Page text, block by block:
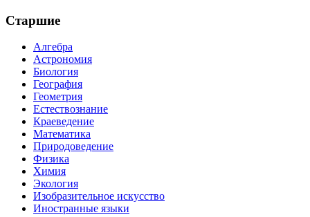
Старшие
Алгебра
Астрономия
Биология
География
Геометрия
Естествознание
Краеведение
Математика
Природоведение
Физика
Химия
Экология
Изобразительное искусство
Иностранные языки